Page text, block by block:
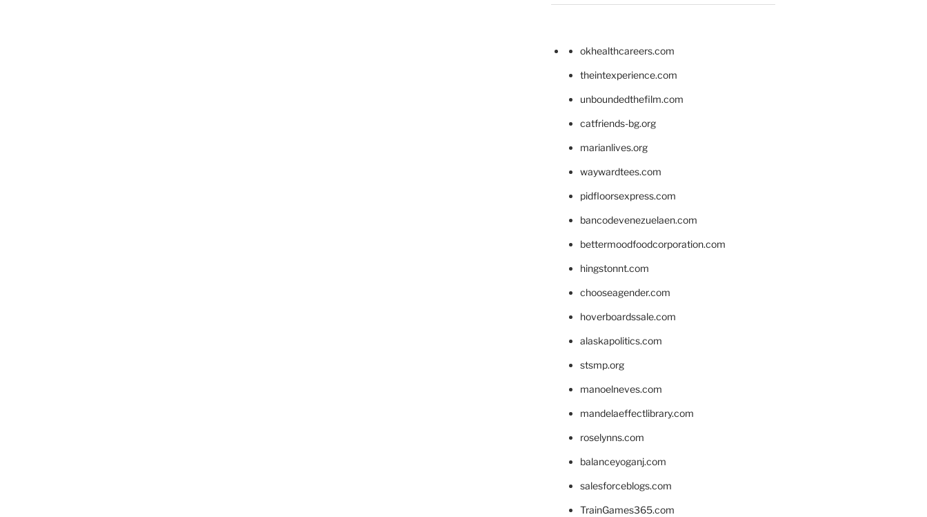
okhealthcareers.com
theintexperience.com
unboundedthefilm.com
catfriends-bg.org
marianlives.org
waywardtees.com
pidfloorsexpress.com
bancodevenezuelaen.com
bettermoodfoodcorporation.com
hingstonnt.com
chooseagender.com
hoverboardssale.com
alaskapolitics.com
stsmp.org
manoelneves.com
mandelaeffectlibrary.com
roselynns.com
balanceyoganj.com
salesforceblogs.com
TrainGames365.com